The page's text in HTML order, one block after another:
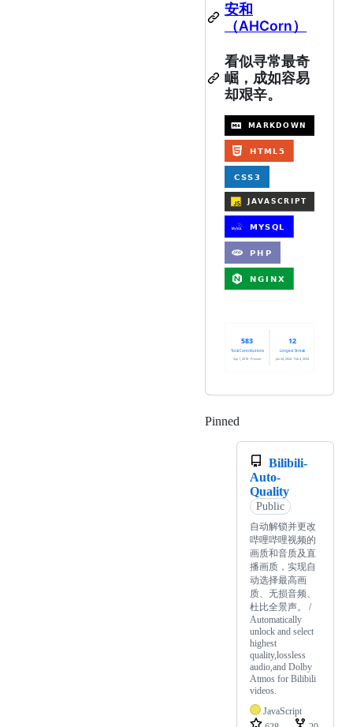
安和
（AHCorn）
看似寻常最奇
崛，成如容易
却艰辛。
Pinned
Bilibili-
Auto-
Quality
Public
自动解锁并更改
哔哩哔哩视频的
画质和音质及直
播画质，实现自
动选择最高画
质、无损音频、
杜比全景声。 /
Automatically
unlock and select
highest
quality,lossless
audio,and Dolby
Atmos for Bilibili
videos.
JavaScript